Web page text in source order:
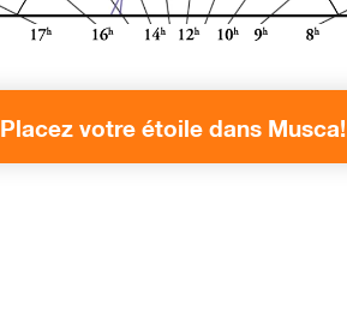
Placez votre étoile dans Musca!